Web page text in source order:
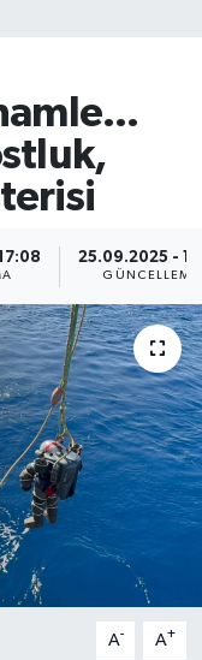
25.09.2025 -
GÜNCELLEME
A- A+